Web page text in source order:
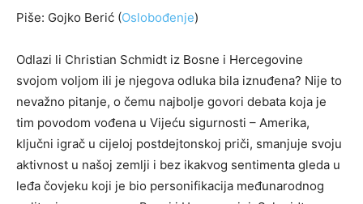
Piše: Gojko Berić (Oslobođenje)
Odlazi li Christian Schmidt iz Bosne i Hercegovine
svojom voljom ili je njegova odluka bila iznuđena? Nije to
nevažno pitanje, o čemu najbolje govori debata koja je
tim povodom vođena u Vijeću sigurnosti – Amerika,
ključni igrač u cijeloj postdejtonskoj priči, smanjuje svoju
aktivnost u našoj zemlji i bez ikakvog sentimenta gleda u
leđa čovjeku koji je bio personifikacija međunarodnog